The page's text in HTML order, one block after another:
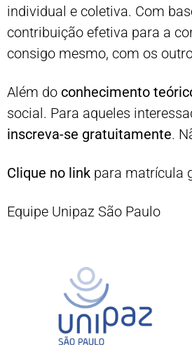
individual e coletiva. Com
contribuição efetiva para a
consigo mesmo, com os
Além do conhecimento
social. Para aqueles
inscreva-se gratuitamente.
Clique no link para matrícula
Equipe Unipaz São Paulo